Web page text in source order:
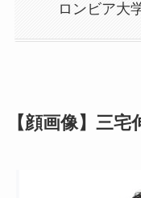
ロンビア大
【顔画像】三